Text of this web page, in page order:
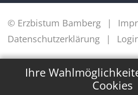
Ihre
Cookies
© Erzbistum Bamberg
Datenschutzerklärung